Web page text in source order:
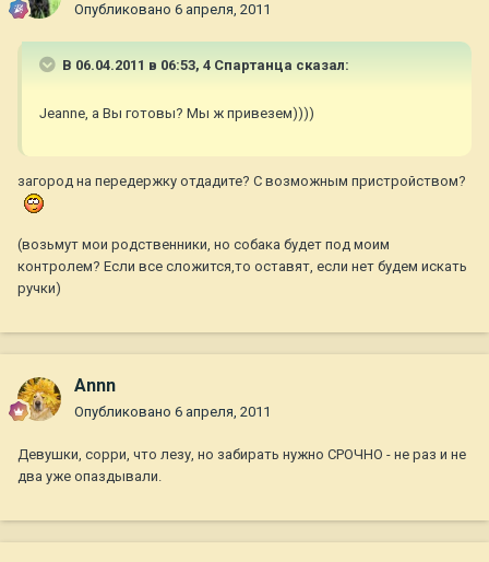
Опубликовано 6 апреля, 2011
В 06.04.2011 в 06:53, 4 Спартанца сказал:
Jeanne, а Вы готовы? Мы ж привезем))))
загород на передержку отдадите? С возможным пристройством?
(возьмут мои родственники, но собака будет под моим
контролем? Если все сложится,то оставят, если нет будем искать
ручки)
Annn
Опубликовано 6 апреля, 2011
Девушки, сорри, что лезу, но забирать нужно СРОЧНО - не раз и не
два уже опаздывали.